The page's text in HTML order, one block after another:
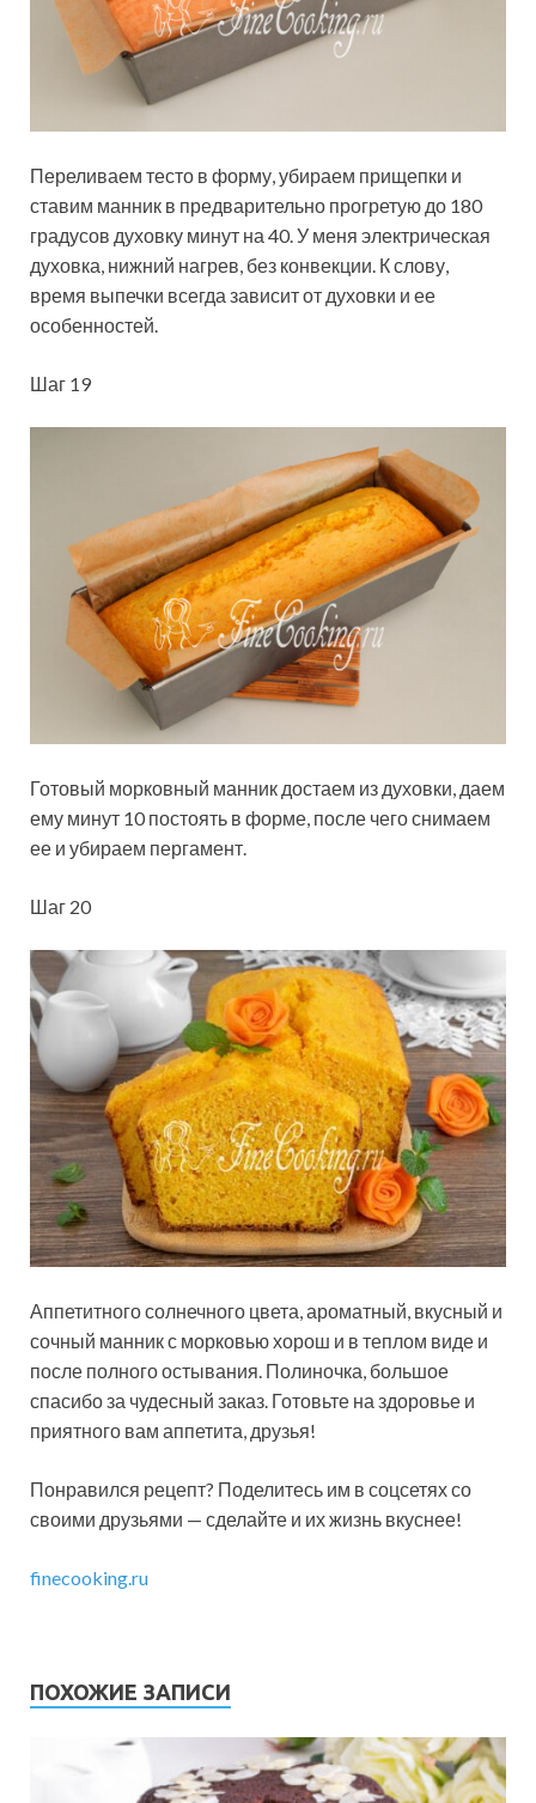
Переливаем тесто в форму, убираем прищепки и
ставим манник в предварительно прогретую до 180
градусов духовку минут на 40. У меня электрическая
духовка, нижний нагрев, без конвекции. К слову,
время выпечки всегда зависит от духовки и ее
особенностей.
Шаг 19
Готовый морковный манник достаем из духовки, даем
ему минут 10 постоять в форме, после чего снимаем
ее и убираем пергамент.
Шаг 20
Аппетитного солнечного цвета, ароматный, вкусный и
сочный манник с морковью хорош и в теплом виде и
после полного остывания. Полиночка, большое
спасибо за чудесный заказ. Готовьте на здоровье и
приятного вам аппетита, друзья!
Понравился рецепт? Поделитесь им в соцсетях со
своими друзьями — сделайте и их жизнь вкуснее!
finecooking.ru
ПОХОЖИЕ ЗАПИСИ